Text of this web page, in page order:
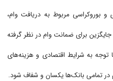
و بوروکراسی مربوط به دریافت وام،
برای ضمانت وام در نظر گرفته
توجه به شرایط اقتصادی و هزینه‌های
در تمامی بانک‌ها یکسان و شفاف شود.